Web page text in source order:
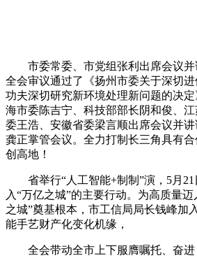
市委常委、市党组张利出席会议并
全会审议通过了《扬州市委关于深切
功夫深切研究新环境处理新问题的决
海市委陈吉宁、科技部部长阴和俊、
委王浩、安徽省委梁言顺出席会议并
龚正掌管会议。全力打制长三角具有
创高地！
省举行“人工智能+制制”演，5月21
入“万亿之城”的主要行动。为高质量
之城”奠基根本，市工信局局长钱峰加
能手艺财产化变化机缘，
全会带动全市上下服膺嘱托、奋进